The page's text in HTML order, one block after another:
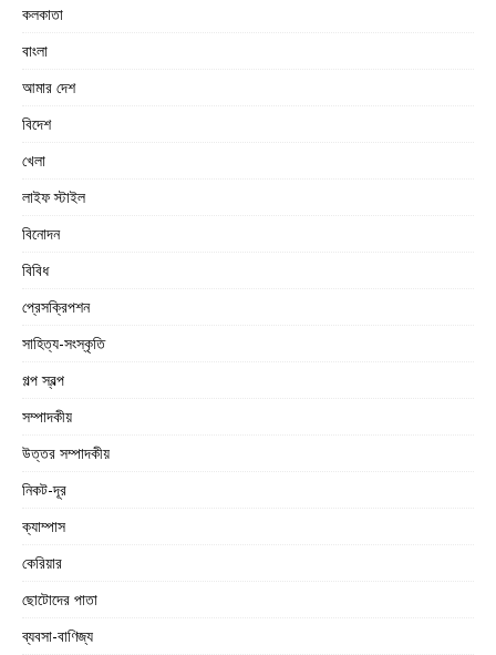
কলকাতা
বাংলা
আমার দেশ
বিদেশ
খেলা
লাইফ স্টাইল
বিনোদন
বিবিধ
প্রেসক্রিপশন
সাহিত্য-সংস্কৃতি
গল্প স্বল্প
সম্পাদকীয়
উত্তর সম্পাদকীয়
নিকট-দূর
ক্যাম্পাস
কেরিয়ার
ছোটোদের পাতা
ব্যবসা-বাণিজ্য